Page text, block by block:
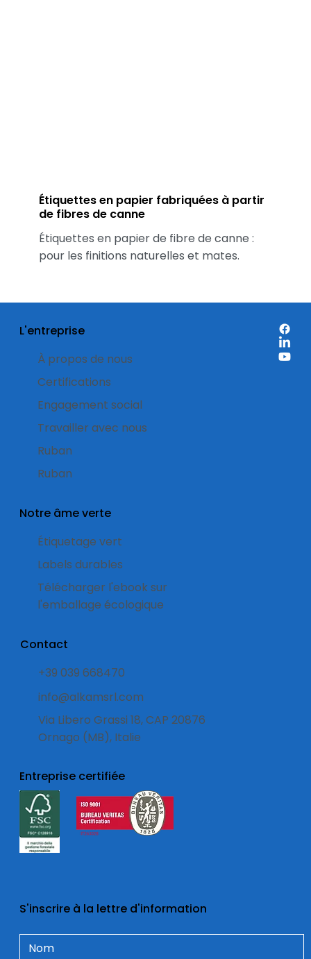
Étiquettes en papier fabriquées à partir
de fibres de canne
Étiquettes en papier de fibre de canne :
pour les finitions naturelles et mates.
L'entreprise
À propos de nous
Certifications
Engagement social
Travailler avec nous
Ruban
Ruban
S'inscrire à la lettre d'information
Notre âme verte
Étiquetage vert
Labels durables
Télécharger l'ebook sur
l'emballage écologique
Contact
+39 039 668470
info@alkamsrl.com
Via Libero Grassi 18, CAP 20876
Ornago (MB), Italie
Entreprise certifiée